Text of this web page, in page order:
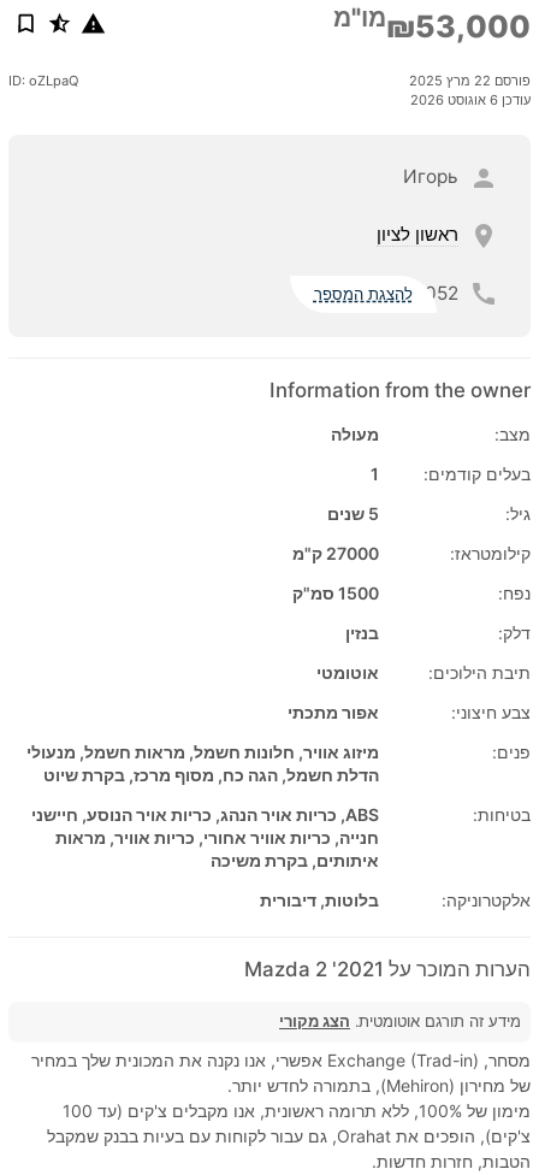
₪53,000מו"מ
פורסם 22 מרץ 2025
עודכן 6 אוגוסט 2026
ID: oZLpaQ
Игорь
ראשון לציון
052 להצגת המספר
Information from the owner
מצב:
מעולה
בעלים קודמים:
1
גיל:
5 שנים
קילומטראז:
27000 ק"מ
נפח:
1500 סמ"ק
דלק:
בנזין
תיבת הילוכים:
אוטומטי
צבע חיצוני:
אפור מתכתי
פנים:
מיזוג אוויר, חלונות חשמל, מראות חשמל, מנעולי
הדלת חשמל, הגה כח, מסוף מרכז, בקרת שיוט
בטיחות:
ABS, כריות אויר הנהג, כריות אויר הנוסע, חיישני
חנייה, כריות אוויר אחורי, כריות אוויר, מראות
איתותים, בקרת משיכה
אלקטרוניקה:
בלוטות, דיבורית
הערות המוכר על 2021' Mazda 2
מידע זה תורגם אוטומטית. הצג מקורי
מסחר, Exchange (Trad-in) אפשרי, אנו נקנה את המכונית שלך במחיר
של מחירון (Mehiron), בתמורה לחדש יותר.
מימון של 100%, ללא תרומה ראשונית, אנו מקבלים צ'קים (עד 100
צ'קים), הופכים את Orahat, גם עבור לקוחות עם בעיות בבנק שמקבל
הטבות, חזרות חדשות.